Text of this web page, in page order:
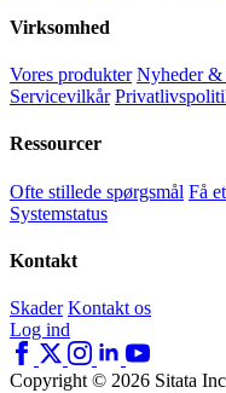
Virksomhed
Vores produkter Nyheder
Servicevilkår
Ressourcer
Ofte stillede spørgsmål Få
Systemstatus
Kontakt
Skader Kontakt os
Log ind
Copyright © 2026 Sitata